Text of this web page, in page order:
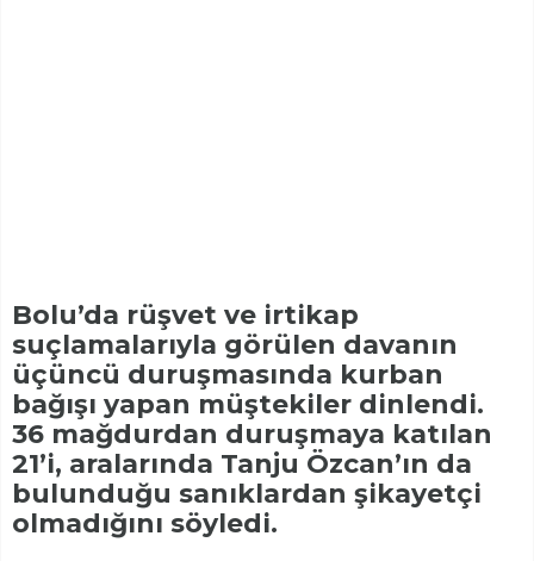
Bolu’da rüşvet ve irtikap
suçlamalarıyla görülen davanın
üçüncü duruşmasında kurban
bağışı yapan müştekiler dinlendi.
36 mağdurdan duruşmaya katılan
21’i, aralarında Tanju Özcan’ın da
bulunduğu sanıklardan şikayetçi
olmadığını söyledi.